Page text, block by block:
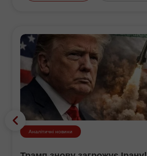
Аналітичні новини